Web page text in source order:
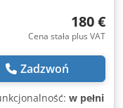
180 €
Cena stała plus VAT
Zadzwoń
w pełni